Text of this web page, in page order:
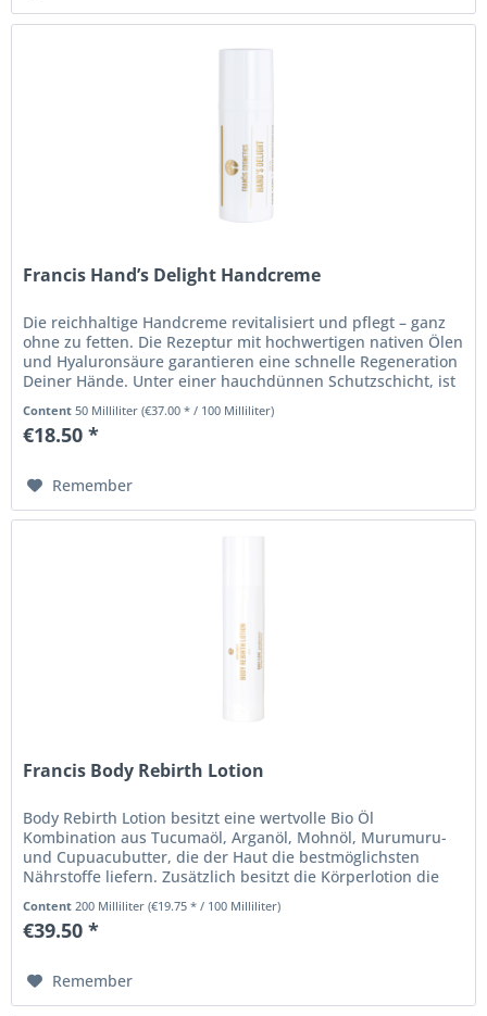
Francis Hand’s Delight Handcreme
Die reichhaltige Handcreme revitalisiert und pflegt – ganz
ohne zu fetten. Die Rezeptur mit hochwertigen nativen Ölen
und Hyaluronsäure garantieren eine schnelle Regeneration
Deiner Hände. Unter einer hauchdünnen Schutzschicht, ist
Content 50 Milliliter(€37.00 * / 100 Milliliter)
€18.50 *
Remember
Francis Body Rebirth Lotion
Body Rebirth Lotion besitzt eine wertvolle Bio Öl
Kombination aus Tucumaöl, Arganöl, Mohnöl, Murumuru-
und Cupuacubutter, die der Haut die bestmöglichsten
Nährstoffe liefern. Zusätzlich besitzt die Körperlotion die
Intelligenz der...
Content200 Milliliter(€19.75 * / 100 Milliliter)
€39.50 *
Remember